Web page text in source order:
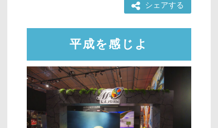
シェアする
平成を感じよ